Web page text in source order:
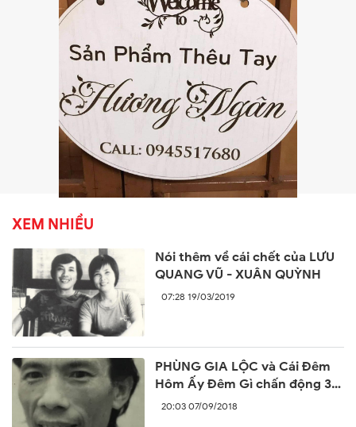
XEM NHIỀU
Nói thêm về cái chết của LƯU
QUANG VŨ - XUÂN QUỲNH
07:28 19/03/2019
PHÙNG GIA LỘC và Cái Đêm
Hôm Ấy Đêm Gì chấn động 30
năm trước
20:03 07/09/2018